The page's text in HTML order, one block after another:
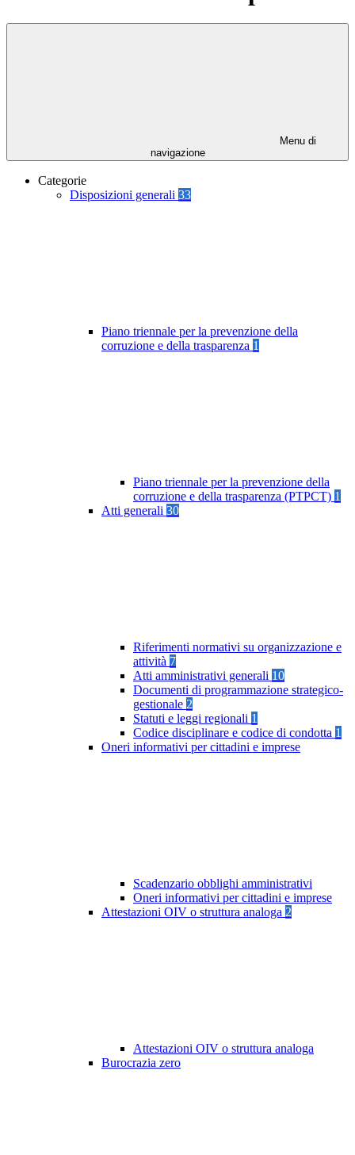
Menu di
navigazione
Categorie
Disposizioni generali 33
Piano triennale per la prevenzione della
corruzione e della trasparenza 1
Piano triennale per la prevenzione della
corruzione e della trasparenza (PTPCT) 1
Atti generali 30
Riferimenti normativi su organizzazione e
attività 7
Atti amministrativi generali 10
Documenti di programmazione strategico-
gestionale 2
Statuti e leggi regionali 1
Codice disciplinare e codice di condotta 1
Oneri informativi per cittadini e imprese
Scadenzario obblighi amministrativi
Oneri informativi per cittadini e imprese
Attestazioni OIV o struttura analoga 2
Attestazioni OIV o struttura analoga
Burocrazia zero